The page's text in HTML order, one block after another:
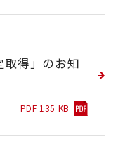
取得」のお知
PDF 135 KB